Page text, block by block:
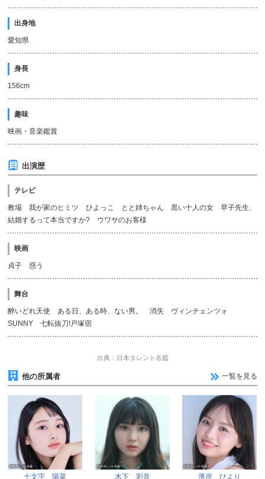
出身地
愛知県
身長
156cm
趣味
映画・音楽鑑賞
出演歴
テレビ
教場 我が家のヒミツ ひよっこ とと姉ちゃん 黒い十人の女 早子先生、
結婚するって本当ですか? ウワサのお客様
映画
貞子 惑う
舞台
醉いどれ天使 ある日、ある時、ない男。 消失 ヴィンチェンツォ
SUNNY 七転抜刀!戸塚宿
出典：日本タレント名鑑
他の所属者 一覧を見る
十文字 陽菜 木下 彩音 濱岸 ひより